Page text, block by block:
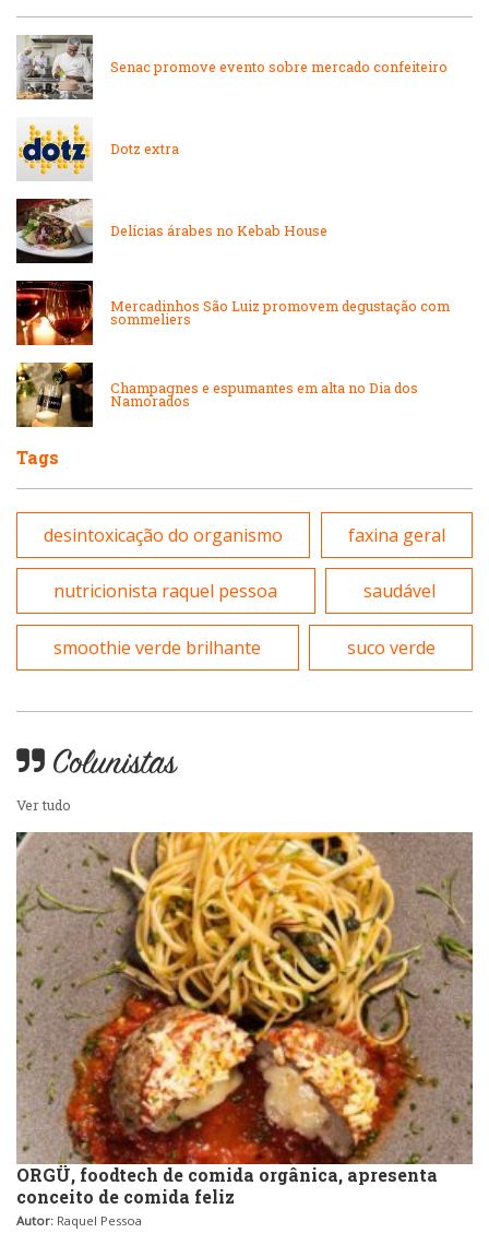
Massas
Padarias e Confeitarias
Portuguesa
Self-service
Sobremesas e sorvetes
Pizzarias
Portuguesa
Variados
Senac promove evento sobre mercado confeiteiro
Dotz extra
Delícias árabes no Kebab House
Mercadinhos São Luiz promovem degustação com
sommeliers
Champagnes e espumantes em alta no Dia dos
Namorados
Tags
desintoxicação do organismo faxina geral
nutricionista raquel pessoa saudável
smoothie verde brilhante suco verde
Colunistas
Ver tudo
ORGÜ, foodtech de comida orgânica, apresenta
conceito de comida feliz
Autor: Raquel Pessoa